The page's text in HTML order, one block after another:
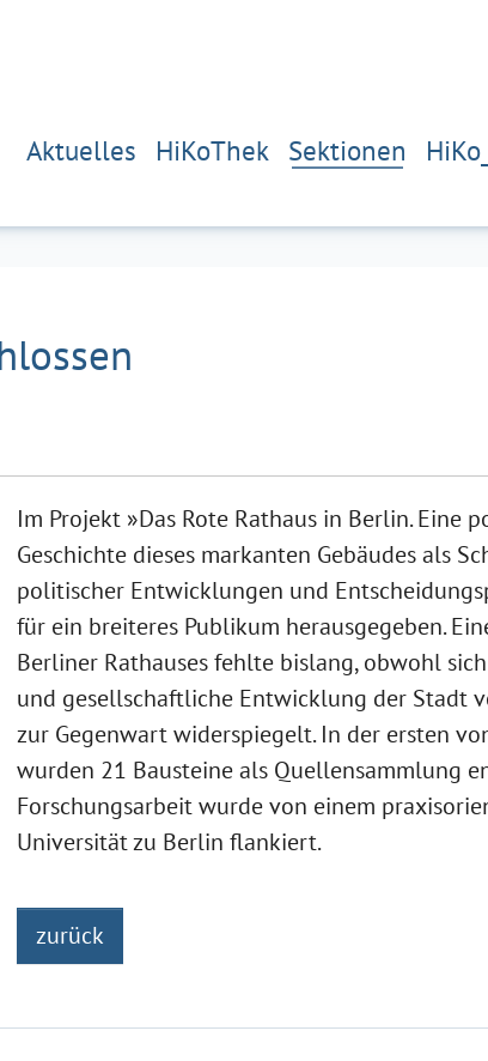
Aktuelles HiKoThek Sektionen
Im Projekt »Das Rote Rathaus in Berlin. Eine
Geschichte dieses markanten Gebäudes als
politischer Entwicklungen und
für ein breiteres Publikum herausgegeben.
Berliner Rathauses fehlte bislang, obwohl
und gesellschaftliche Entwicklung der Stadt
zur Gegenwart widerspiegelt. In der ersten
wurden 21 Bausteine als Quellensammlung
Forschungsarbeit wurde von einem
Universität zu Berlin flankiert.
zurück